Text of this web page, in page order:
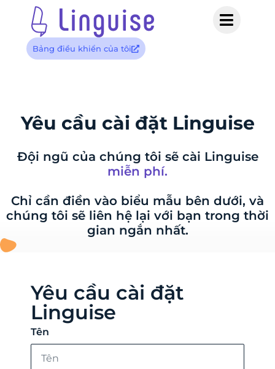
Bảng điều khiển của tôi
Yêu cầu cài đặt Linguise
Đội ngũ của chúng tôi sẽ cài Linguise
miễn phí.
Chỉ cần điền vào biểu mẫu bên dưới, và
chúng tôi sẽ liên hệ lại với bạn trong thời
gian ngắn nhất.
Yêu cầu cài đặt
Linguise
Tên